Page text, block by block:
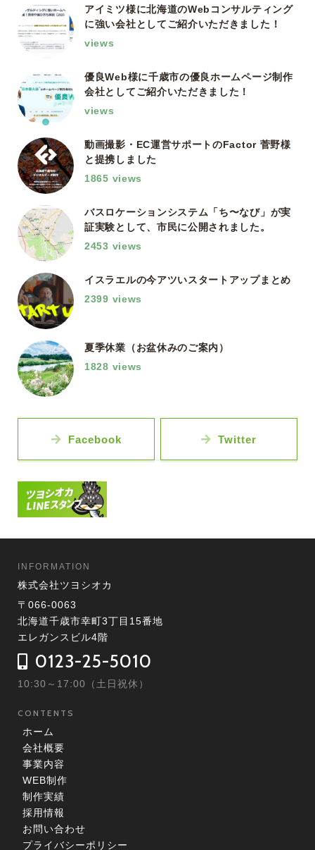
アイミツ様に北海道のWebコンサルティング
に強い会社としてご紹介いただきました！
views
優良Web様に千歳市の優良ホームページ制作
会社としてご紹介いただきました！
views
動画撮影・EC運営サポートのFactor 菅野様
と提携しました
1865 views
バスロケーションシステム「ち〜なび」が実
証実験として、市民に公開されました。
2453 views
イスラエルの今アツいスタートアップまとめ
2399 views
夏季休業（お盆休みのご案内）
1828 views
Facebook Twitter
INFORMATION
株式会社ツヨシオカ
〒066-0063
北海道千歳市幸町3丁目15番地
エレガンスビル4階
0123-25-5010
10:30～17:00（土日祝休）
CONTENTS
ホーム
会社概要
事業内容
WEB制作
制作実績
採用情報
お問い合わせ
プライバシーポリシー